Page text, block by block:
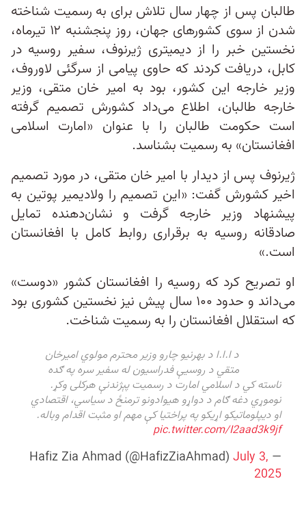
طالبان پس از چهار سال تلاش برای به رسمیت شناخته
شدن از سوی کشورهای جهان، روز پنجشنبه ۱۲ تیرماه،
نخستین خبر را از دیمیتری ژیرنوف، سفیر روسیه در
کابل، دریافت کردند که حاوی پیامی از سرگئی لاوروف،
وزیر خارجه این کشور، بود به امیر خان متقی، وزیر
خارجه طالبان، اطلاع می‌داد کشورش تصمیم گرفته
است حکومت طالبان را با عنوان «امارت اسلامی
افغانستان» به رسمیت بشناسد.
ژیرنوف پس از دیدار با امیر خان متقی، در مورد تصمیم
اخیر کشورش گفت: «این تصمیم را ولادیمیر پوتین به
پیشنهاد وزیر خارجه گرفت و نشان‌دهنده تمایل
صادقانه روسیه به برقراری روابط کامل با افغانستان
است.»
او تصریح کرد که روسیه را افغانستان کشور «دوست»
می‌داند و حدود ۱۰۰ سال پیش نیز نخستین کشوری بود
که استقلال افغانستان را به رسمیت شناخت.
د ا.ا.ا د بهرنیو چارو وزیر محترم مولوي امیرخان
متقي د روسیې فدراسیون له سفیر سره په ګده
ناسته کي د اسلامي امارت د رسمیت پېژندنې هرکلی وکړ.
نوموړي دغه ګام د دواړو هیوادونو ترمنځ د سیاسي، اقتصادي
او دیپلوماتیکو اړیکو په پراختیا کې مهم او مثبت اقدام وباله.
pic.twitter.com/I2aad3k9jf
— Hafiz Zia Ahmad (@HafizZiaAhmad)
July 3,
2025